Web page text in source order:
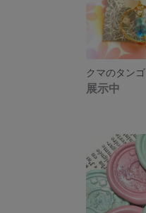
クマのタンゴ
展示中